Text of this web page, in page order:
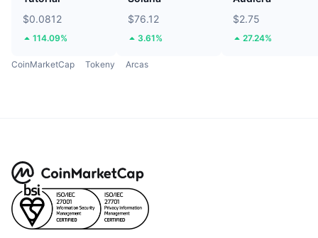
$0.0812
114.09%
$76.12
3.61%
$2.75
27.24%
CoinMarketCap Tokeny Arcas